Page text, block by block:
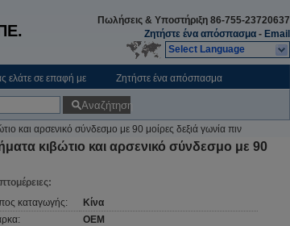
Πωλήσεις & Υποστήριξη 86-755-23720637
Ζητήστε ένα απόσπασμα - Email
Select Language
ελάτε σε επαφή με Ζητήστε ένα απόσπασμα
Αναζήτηση
και αρσενικό σύνδεσμο με 90 μοίρες δεξιά γωνία πιν
κιβώτιο και αρσενικό σύνδεσμο με 90
καταγωγής:
Κίνα
OEM